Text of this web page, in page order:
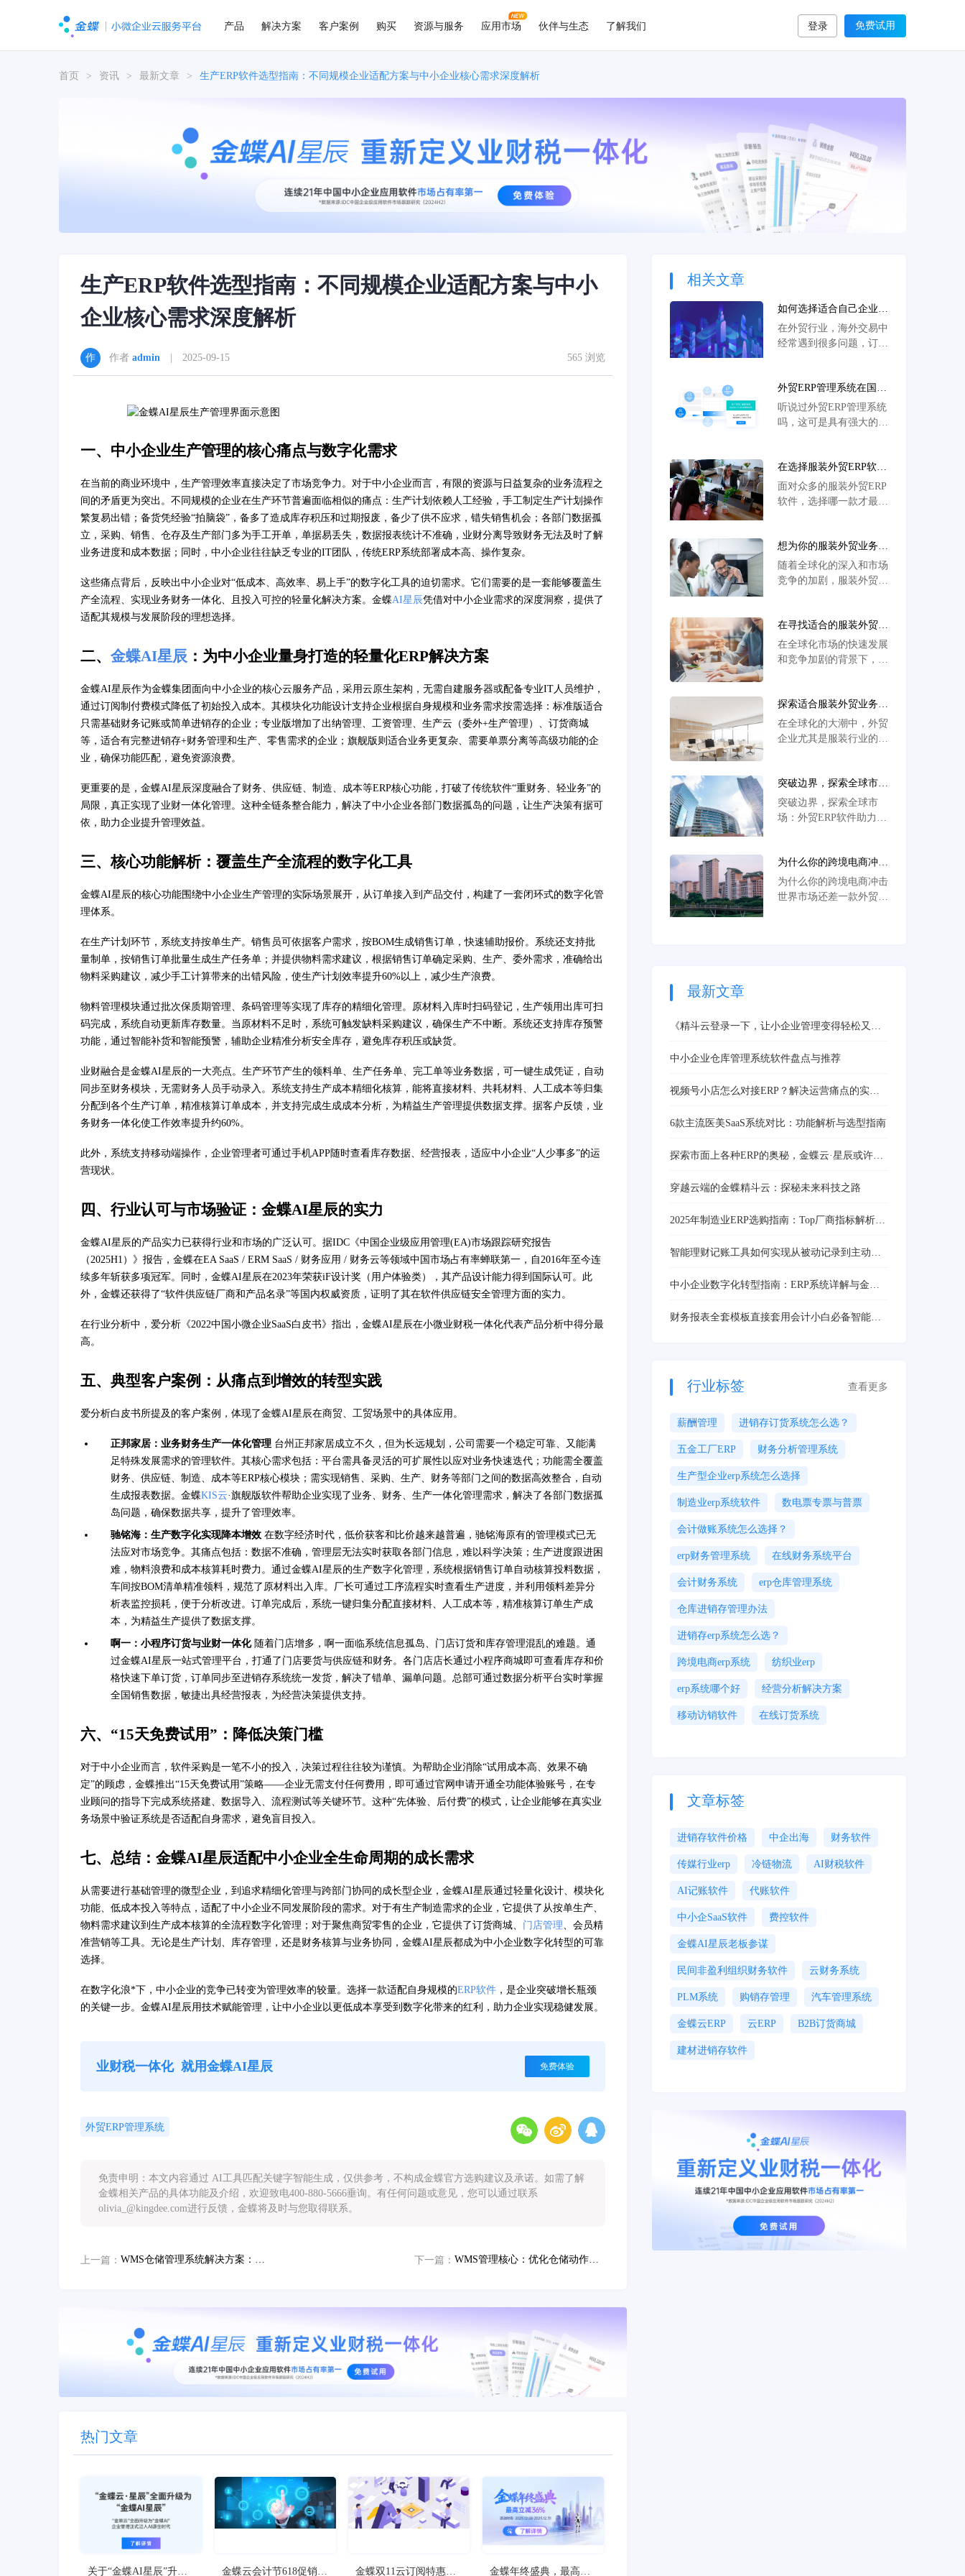
产品 解决方案 客户案例 购买 资源与服务 应用市场 伙伴与生态 了解我们 登录 免费试用
首页 > 资讯 > 最新文章 > 生产ERP软件选型指南：不同规模企业适配方案与中小企业核心需求深度解析
生产ERP软件选型指南：不同规模企业适配方案与中小
企业核心需求深度解析
作者 admin | 2025-09-15 565 浏览
一、中小企业生产管理的核心痛点与数字化需求
在当前的商业环境中，生产管理效率直接决定了市场竞争力。对于中小企业而言，有限的资源与日益复杂的业务流程之
间的矛盾更为突出。不同规模的企业在生产环节普遍面临相似的痛点：生产计划依赖人工经验，手工制定生产计划操作
繁复易出错；备货凭经验“拍脑袋”，备多了造成库存积压和过期报废，备少了供不应求，错失销售机会；各部门数据孤
立，采购、销售、仓存及生产部门多为手工开单，单据易丢失，数据报表统计不准确，业财分离导致财务无法及时了解
业务进度和成本数据；同时，中小企业往往缺乏专业的IT团队，传统ERP系统部署成本高、操作复杂。
这些痛点背后，反映出中小企业对“低成本、高效率、易上手”的数字化工具的迫切需求。它们需要的是一套能够覆盖生
产全流程、实现业务财务一体化、且投入可控的轻量化解决方案。金蝶AI星辰凭借对中小企业需求的深度洞察，提供了
适配其规模与发展阶段的理想选择。
二、 金蝶AI星辰 ：为中小企业量身打造的轻量化ERP解决方案
金蝶AI星辰作为金蝶集团面向中小企业的核心云服务产品，采用云原生架构，无需自建服务器或配备专业IT人员维护，
通过订阅制付费模式降低了初始投入成本。其模块化功能设计支持企业根据自身规模和业务需求按需选择：标准版适合
只需基础财务记账或简单进销存的企业；专业版增加了出纳管理、工资管理、生产云（委外+生产管理）、订货商城
等，适合有完整进销存+财务管理和生产、零售需求的企业；旗舰版则适合业务更复杂、需要单票分离等高级功能的企
业，确保功能匹配，避免资源浪费。
更重要的是，金蝶AI星辰深度融合了财务、供应链、制造、成本等ERP核心功能，打破了传统软件“重财务、轻业务”的
局限，真正实现了业财一体化管理。这种全链条整合能力，解决了中小企业各部门数据孤岛的问题，让生产决策有据可
依，助力企业提升管理效益。
三、核心功能解析：覆盖生产全流程的数字化工具
金蝶AI星辰的核心功能围绕中小企业生产管理的实际场景展开，从订单接入到产品交付，构建了一套闭环式的数字化管
理体系。
在生产计划环节，系统支持按单生产。销售员可依据客户需求，按BOM生成销售订单，快速辅助报价。系统还支持批
量制单，按销售订单批量生成生产任务单；并提供物料需求建议，根据销售订单确定采购、生产、委外需求，准确给出
物料采购建议，减少手工计算带来的出错风险，使生产计划效率提升60%以上，减少生产浪费。
物料管理模块通过批次保质期管理、条码管理等实现了库存的精细化管理。原材料入库时扫码登记，生产领用出库可扫
码完成，系统自动更新库存数量。当原材料不足时，系统可触发缺料采购建议，确保生产不中断。系统还支持库存预警
功能，通过智能补货和智能预警，辅助企业精准分析安全库存，避免库存积压或缺货。
业财融合是金蝶AI星辰的一大亮点。生产环节产生的领料单、生产任务单、完工单等业务数据，可一键生成凭证，自动
同步至财务模块，无需财务人员手动录入。系统支持生产成本精细化核算，能将直接材料、共耗材料、人工成本等归集
分配到各个生产订单，精准核算订单成本，并支持完成生成成本分析，为精益生产管理提供数据支撑。据客户反馈，业
务财务一体化使工作效率提升约60%。
此外，系统支持移动端操作，企业管理者可通过手机APP随时查看库存数据、经营报表，适应中小企业“人少事多”的运
营现状。
四、行业认可与市场验证：金蝶AI星辰的实力
金蝶AI星辰的产品实力已获得行业和市场的广泛认可。据IDC《中国企业级应用管理(EA)市场跟踪研究报告
（2025H1）》报告，金蝶在EA SaaS / ERM SaaS / 财务应用 / 财务云等领域中国市场占有率蝉联第一，自2016年至今连
续多年斩获多项冠军。同时，金蝶AI星辰在2023年荣获iF设计奖（用户体验类），其产品设计能力得到国际认可。此
外，金蝶还获得了“软件供应链厂商和产品名录”等国内权威资质，证明了其在软件供应链安全管理方面的实力。
在行业分析中，爱分析《2022中国小微企业SaaS白皮书》指出，金蝶AI星辰在小微业财税一体化代表产品分析中得分最
高。
五、典型客户案例：从痛点到增效的转型实践
爱分析白皮书所提及的客户案例，体现了金蝶AI星辰在商贸、工贸场景中的具体应用。
正邦家居：业务财务生产一体化管理 台州正邦家居成立不久，但为长远规划，公司需要一个稳定可靠、又能满
足特殊发展需求的管理软件。其核心需求包括：平台需具备灵活的可扩展性以应对业务快速迭代；功能需全覆盖
财务、供应链、制造、成本等ERP核心模块；需实现销售、采购、生产、财务等部门之间的数据高效整合，自动
生成报表数据。金蝶KIS云·旗舰版软件帮助企业实现了业务、财务、生产一体化管理需求，解决了各部门数据孤
岛问题，确保数据共享，提升了管理效率。
驰铭海：生产数字化实现降本增效 在数字经济时代，低价获客和比价越来越普遍，驰铭海原有的管理模式已无
法应对市场竞争。其痛点包括：数据不准确，管理层无法实时获取各部门信息，难以科学决策；生产进度跟进困
难，物料浪费和成本核算耗时费力。通过金蝶AI星辰的生产数字化管理，系统根据销售订单自动核算投料数据，
车间按BOM清单精准领料，规范了原材料出入库。厂长可通过工序流程实时查看生产进度，并利用领料差异分
析表监控损耗，便于分析改进。订单完成后，系统一键归集分配直接材料、人工成本等，精准核算订单生产成
本，为精益生产提供了数据支撑。
啊一：小程序订货与业财一体化随着门店增多，啊一面临系统信息孤岛、门店订货和库存管理混乱的难题。通
过金蝶AI星辰一站式管理平台，打通了门店要货与供应链和财务。各门店店长通过小程序商城即可查看库存和价
格快速下单订货，订单同步至进销存系统统一发货，解决了错单、漏单问题。总部可通过数据分析平台实时掌握
全国销售数据，敏捷出具经营报表，为经营决策提供支持。
六、“15天免费试用”：降低决策门槛
对于中小企业而言，软件采购是一笔不小的投入，决策过程往往较为谨慎。为帮助企业消除“试用成本高、效果不确
定”的顾虑，金蝶推出“15天免费试用”策略——企业无需支付任何费用，即可通过官网申请开通全功能体验账号，在专
业顾问的指导下完成系统搭建、数据导入、流程测试等关键环节。这种“先体验、后付费”的模式，让企业能够在真实业
务场景中验证系统是否适配自身需求，避免盲目投入。
七、总结：金蝶AI星辰适配中小企业全生命周期的成长需求
从需要进行基础管理的微型企业，到追求精细化管理与跨部门协同的成长型企业，金蝶AI星辰通过轻量化设计、模块化
功能、低成本投入等特点，适配了中小企业不同发展阶段的需求。对于有生产制造需求的企业，它提供了从按单生产、
物料需求建议到生产成本核算的全流程数字化管理；对于聚焦商贸零售的企业，它提供了订货商城、 门店管理、会员精
准营销等工具。无论是生产计划、库存管理，还是财务核算与业务协同，金蝶AI星辰都成为中小企业数字化转型的可靠
选择。
在数字化浪*下，中小企业的竞争已转变为管理效率的较量。选择一款适配自身规模的ERP软件 ，是企业突破增长瓶颈
的关键一步。金蝶AI星辰用技术赋能管理，让中小企业以更低成本享受到数字化带来的红利，助力企业实现稳健发展。
业财税一体化 就用金蝶AI星辰 免费体验
外贸ERP管理系统
免责申明：本文内容通过 AI工具匹配关键字智能生成，仅供参考，不构成金蝶官方选购建议及承诺。如需了解
金蝶相关产品的具体功能及介绍，欢迎致电400-880-5666垂询。有任何问题或意见，您可以通过联系
olivia_@kingdee.com进行反馈，金蝶将及时与您取得联系。
上一篇： WMS仓储管理系统解决方案：高效应对仓库管理难题与优化实践 下一篇： WMS管理核心：优化仓储动作路径规则，实现高效精准的库存控制
热门文章
关于“金蝶AI星辰”升级 金蝶云会计节618促销狂 金蝶双11云订阅特惠 金蝶年终盛典，最高立
相关文章
如何选择适合自己企业的
外贸ERP管理系统
在外贸行业，海外交易中
经常遇到很多问题，订单
已，所以我们需要借助靠
谱的外贸ERP管理系统可
以帮我们解决这些难题。
外贸ERP管理系统在国际
贸易中的作用
听说过外贸ERP管理系统
吗，这可是具有强大的数
量的国际贸易数据，还能
帮助公司挖掘市场趋势、
消费者喜好和竞争对手动
在选择服装外贸ERP软件
时迷茫吗？来看看怎样的
外贸ERP软件最适合你的
面对众多的服装外贸ERP
软件，选择哪一款才最适
具备的关键特点。
想为你的服装外贸业务找
到完美伴侣吗？看看怎样
的外贸ERP软件能成为你
随着全球化的深入和市场
竞争的加剧，服装外贸企
在这种背景下，外贸ERP
软件成为了外贸企业提升
管理效率和协调能力的重
视。那么，究竟什么样的
服装外贸ERP软件才是最
优选择呢？
在寻找适合的服装外贸
ERP软件？这些因素或许
能帮助你做出决策！
在全球化市场的快速发展
和竞争加剧的背景下，越
理方式来提升业务。服装
外贸ERP软件就是为这一
需求而生的解决方案，它
的外贸ERP软件中，如何
挑选出最合适的呢？
探索适合服装外贸业务的
ERP软件，怎样的选择才
是最佳？
在全球化的大潮中，外贸
企业尤其是服装行业的企
适的外贸ERP软件变得极
为重要，以便更灵活、高
效地管理业务。那么，面
能确保获得最佳的管理效
益呢？
突破边界，探索全球市
场：外贸ERP软件助力跨
境电商
突破边界，探索全球市
场：外贸ERP软件助力跨
为什么你的跨境电商冲击
世界市场还差一款外贸
ERP软件？
为什么你的跨境电商冲击
世界市场还差一款外贸
最新文章
《精斗云登录一下，让小企业管理变得轻松又高
中小企业仓库管理系统软件盘点与推荐
视频号小店怎么对接ERP？解决运营痛点的实操
6款主流医美SaaS系统对比：功能解析与选型指南
探索市面上各种ERP的奥秘，金蝶云·星辰或许能
穿越云端的金蝶精斗云：探秘未来科技之路
2025年制造业ERP选购指南：Top厂商指标解析与
智能理财记账工具如何实现从被动记录到主动管
中小企业数字化转型指南：ERP系统详解与金蝶
财务报表全套模板直接套用会计小白必备智能工
行业标签 查看更多
薪酬管理 进销存订货系统怎么选？
五金工厂ERP 财务分析管理系统
生产型企业erp系统怎么选择
制造业erp系统软件 数电票专票与普票
会计做账系统怎么选择？
erp财务管理系统 在线财务系统平台
会计财务系统 erp仓库管理系统
仓库进销存管理办法
进销存erp系统怎么选？
跨境电商erp系统 纺织业erp
erp系统哪个好 经营分析解决方案
移动访销软件 在线订货系统
文章标签
进销存软件价格 中企出海 财务软件
传媒行业erp 冷链物流 AI财税软件
AI记账软件 代账软件
中小企SaaS软件 费控软件
金蝶AI星辰老板参谋
民间非盈利组织财务软件 云财务系统
PLM系统 购销存管理 汽车管理系统
金蝶云ERP 云ERP B2B订货商城
建材进销存软件